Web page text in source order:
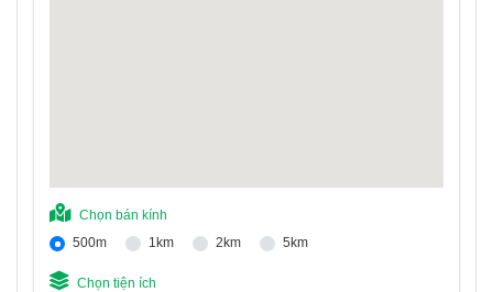
Chọn bán kính
500m
1km 2km 5km
Chọn tiện ích